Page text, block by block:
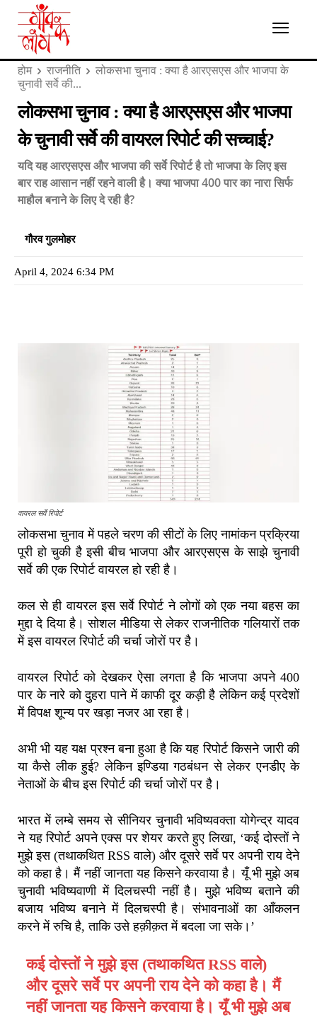
होम राजनीति
लोकसभा चुनाव : क्या है आरएसएस और भाजपा के
चुनावी सर्वे की...
लोकसभा चुनाव : क्या है आरएसएस और भाजपा
के चुनावी सर्वे की वायरल रिपोर्ट की सच्चाई?
यदि यह आरएसएस और भाजपा की सर्वे रिपोर्ट है तो भाजपा के लिए इस
बार राह आसान नहीं रहने वाली है। क्या भाजपा 400 पार का नारा सिर्फ
माहौल बनाने के लिए दे रही है?
गौरव गुलमोहर
April 4, 2024 6:34 PM
वायरल सर्वे रिपोर्ट
लोकसभा चुनाव में पहले चरण की सीटों के लिए नामांकन प्रक्रिया
पूरी हो चुकी है इसी बीच भाजपा और आरएसएस के साझे चुनावी
सर्वे की एक रिपोर्ट वायरल हो रही है।
कल से ही वायरल इस सर्वे रिपोर्ट ने लोगों को एक नया बहस का
मुद्दा दे दिया है। सोशल मीडिया से लेकर राजनीतिक गलियारों तक
में इस वायरल रिपोर्ट की चर्चा जोरों पर है।
वायरल रिपोर्ट को देखकर ऐसा लगता है कि भाजपा अपने 400
पार के नारे को दुहरा पाने में काफी दूर कड़ी है लेकिन कई प्रदेशों
में विपक्ष शून्य पर खड़ा नजर आ रहा है।
अभी भी यह यक्ष प्रश्न बना हुआ है कि यह रिपोर्ट किसने जारी की
या कैसे लीक हुई? लेकिन इण्डिया गठबंधन से लेकर एनडीए के
नेताओं के बीच इस रिपोर्ट की चर्चा जोरों पर है।
भारत में लम्बे समय से सीनियर चुनावी भविष्यवक्ता योगेन्द्र यादव
ने यह रिपोर्ट अपने एक्स पर शेयर करते हुए लिखा, ‘कई दोस्तों ने
मुझे इस (तथाकथित RSS वाले) और दूसरे सर्वे पर अपनी राय देने
को कहा है। मैं नहीं जानता यह किसने करवाया है। यूँ भी मुझे अब
चुनावी भविष्यवाणी में दिलचस्पी नहीं है। मुझे भविष्य बताने की
बजाय भविष्य बनाने में दिलचस्पी है। संभावनाओं का आँकलन
करने में रुचि है, ताकि उसे हक़ीक़त में बदला जा सके।’
कई दोस्तों ने मुझे इस (तथाकथित RSS वाले)
और दूसरे सर्वे पर अपनी राय देने को कहा है। मैं
नहीं जानता यह किसने करवाया है। यूँ भी मुझे अब